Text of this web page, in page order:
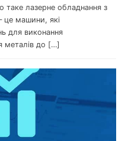
таке лазерне обладнання з
це машини, які
для виконання
металів до […]